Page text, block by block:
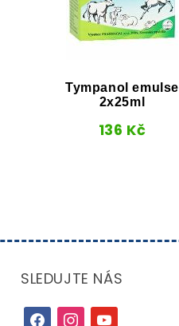
Tympanol emulse
2x25ml
136 Kč
SLEDUJTE NÁS
facebookinstagramyoutube